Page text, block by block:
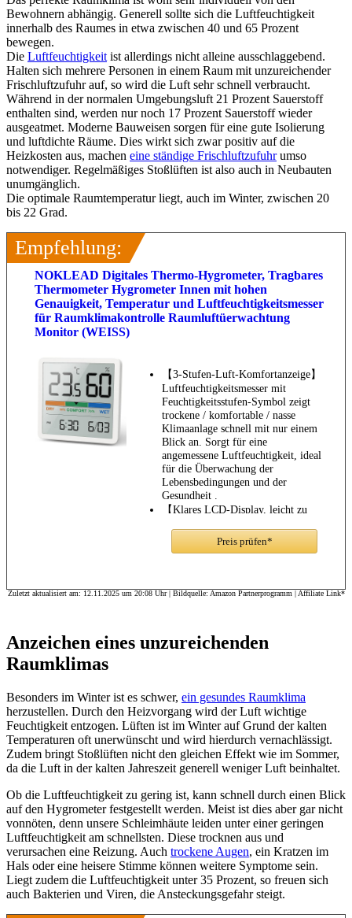
Bewohnern abhängig. Generell sollte sich die Luftfeuchtigkeit
innerhalb des Raumes in etwa zwischen 40 und 65 Prozent
bewegen.
Die Luftfeuchtigkeit ist allerdings nicht alleine ausschlaggebend.
Halten sich mehrere Personen in einem Raum mit unzureichender
Frischluftzufuhr auf, so wird die Luft sehr schnell verbraucht.
Während in der normalen Umgebungsluft 21 Prozent Sauerstoff
enthalten sind, werden nur noch 17 Prozent Sauerstoff wieder
ausgeatmet. Moderne Bauweisen sorgen für eine gute Isolierung
und luftdichte Räume. Dies wirkt sich zwar positiv auf die
Heizkosten aus, machen eine ständige Frischluftzufuhrumso
notwendiger. Regelmäßiges Stoßlüften ist also auch in Neubauten
unumgänglich.
Die optimale Raumtemperatur liegt, auch im Winter, zwischen 20
bis 22 Grad.
Empfehlung:
NOKLEAD Digitales Thermo-Hygrometer, Tragbares
Thermometer Hygrometer Innen mit hohen
Genauigkeit, Temperatur und Luftfeuchtigkeitsmesser
für Raumklimakontrolle Raumluftüerwachtung
Monitor (WEISS)
【3-Stufen-Luft-Komfortanzeige】
Luftfeuchtigkeitsmesser mit
Feuchtigkeitsstufen-Symbol zeigt
trockene / komfortable / nasse
Klimaanlage schnell mit nur einem
Blick an. Sorgt für eine
angemessene Luftfeuchtigkeit, ideal
für die Überwachung der
Lebensbedingungen und der
Gesundheit .
【Klares LCD-Display, leicht zu
Luftfeuchtigkeitstemperaturmesser
mit 8,5 cm großem LCD-Display
und Entfernung. Es ist tragbar und
unterstützt sowohl 12-Stunden- als
auch 24-Stunden-Format;
Hintergrundbeleuchtungsfunktion)
【Hohe Genauigkeit und schnelle
Erfrischung】 Das digitale
Innenthermometer erfrischt alle 10
Sekunden, um Ihnen aktualisierte
und letzte Messwerte zu liefern.
Temperatur von -9,9 ℃ ~ 60 ℃
und Luftfeuchtigkeit von 10 % ~ 95
% misst. Die
Temperaturgenauigkeit liegt bei ± 1
℃, während die Luftfeuchtigkeit ±
3 % RH ist.
Preis prüfen*
Zuletzt aktualisiert am: 12.11.2025 um 20:08 Uhr | Bildquelle: Amazon Partnerprogramm | Affiliate Link*
Anzeichen eines unzureichenden
Raumklimas
Besonders im Winter ist es schwer, ein gesundes Raumklima
herzustellen. Durch den Heizvorgang wird der Luft wichtige
Feuchtigkeit entzogen. Lüften ist im Winter auf Grund der kalten
Temperaturen oft unerwünscht und wird hierdurch vernachlässigt.
Zudem bringt Stoßlüften nicht den gleichen Effekt wie im Sommer,
da die Luft in der kalten Jahreszeit generell weniger Luft beinhaltet.
Ob die Luftfeuchtigkeit zu gering ist, kann schnell durch einen Blick
auf den Hygrometer festgestellt werden. Meist ist dies aber gar nicht
vonnöten, denn unsere Schleimhäute leiden unter einer geringen
Luftfeuchtigkeit am schnellsten. Diese trocknen aus und
verursachen eine Reizung. Auch trockene Augen, ein Kratzen im
Hals oder eine heisere Stimme können weitere Symptome sein.
Liegt zudem die Luftfeuchtigkeit unter 35 Prozent, so freuen sich
auch Bakterien und Viren, die Ansteckungsgefahr steigt.